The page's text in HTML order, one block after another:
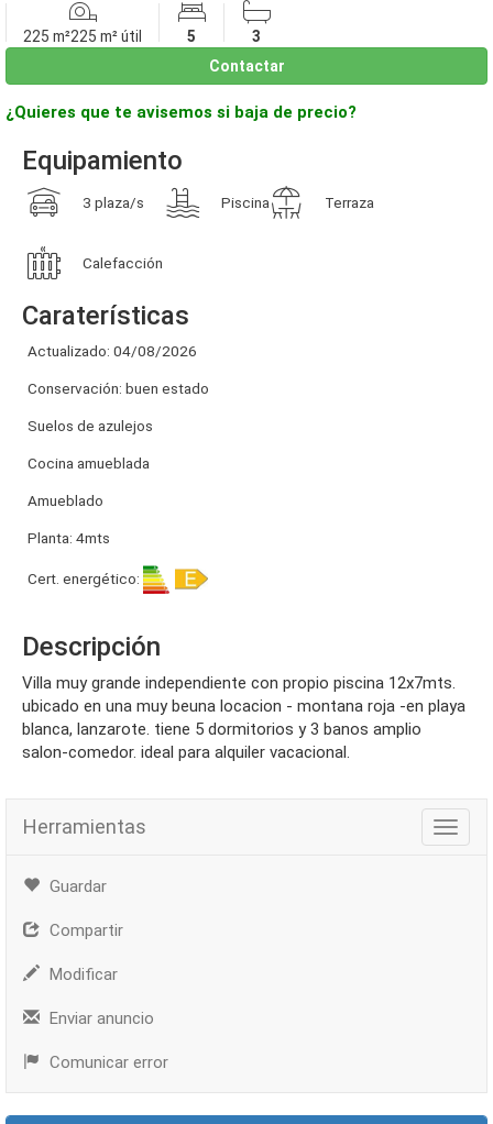
225 m²225 m² útil 5
3
Contactar
¿Quieres que te avisemos si baja de precio?
Equipamiento
3 plaza/s Piscina Terraza
Calefacción
Caraterísticas
Actualizado: 04/08/2026
Conservación: buen estado
Suelos de azulejos
Cocina amueblada
Amueblado
Planta: 4mts
Cert. energético:
Descripción
villa muy grande independiente con propio piscina 12x7mts.
ubicado en una muy beuna locacion - montana roja -en playa
blanca, lanzarote. tiene 5 dormitorios y 3 banos amplio
salon-comedor. ideal para alquiler vacacional.
Herramientas
Guardar
Compartir
Modificar
Enviar anuncio
Comunicar error